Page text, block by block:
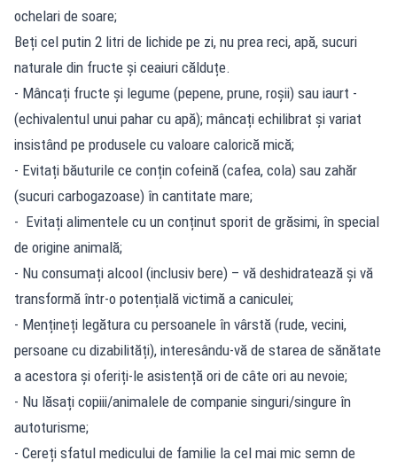
ochelari de soare;
Beți cel putin 2 litri de lichide pe zi, nu prea reci, apă, sucuri
naturale din fructe și ceaiuri călduțe.
- Mâncați fructe și legume (pepene, prune, roșii) sau iaurt -
(echivalentul unui pahar cu apă); mâncați echilibrat și variat
insistând pe produsele cu valoare calorică mică;
- Evitați băuturile ce conțin cofeină (cafea, cola) sau zahăr
(sucuri carbogazoase) în cantitate mare;
- Evitați alimentele cu un conținut sporit de grăsimi, în special
de origine animală;
- Nu consumați alcool (inclusiv bere) – vă deshidratează și vă
transformă într-o potențială victimă a caniculei;
- Mențineți legătura cu persoanele în vârstă (rude, vecini,
persoane cu dizabilități), interesându-vă de starea de sănătate
a acestora și oferiți-le asistență ori de câte ori au nevoie;
- Nu lăsați copiii/animalele de companie singuri/singure în
autoturisme;
- Cereți sfatul medicului de familie la cel mai mic semn de